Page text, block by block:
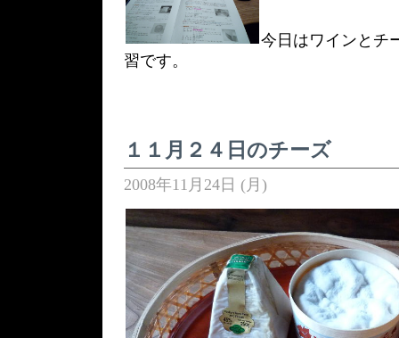
今日はワインとチ
習です。
１１月２４日のチーズ
2008年11月24日 (月)